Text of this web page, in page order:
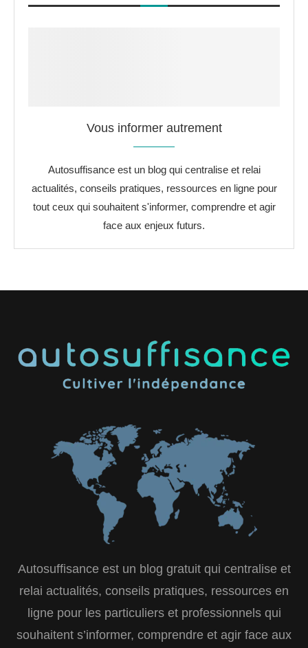
Vous informer autrement
Autosuffisance est un blog qui centralise et relai
actualités, conseils pratiques, ressources en ligne pour
tout ceux qui souhaitent s'informer, comprendre et agir
face aux enjeux futurs.
Autosuffisance est un blog gratuit qui centralise et
relai actualités, conseils pratiques, ressources en
ligne pour les particuliers et professionnels qui
souhaitent s’informer, comprendre et agir face aux